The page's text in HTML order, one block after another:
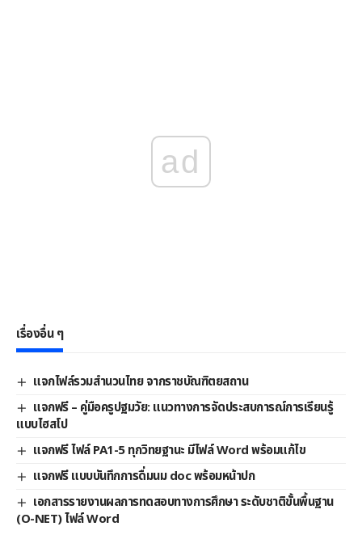
ad
เรื่องอื่น ๆ
แจกไฟล์รวมสำนวนไทย จากราชบัณฑิตยสถาน
แจกฟรี – คู่มือครูปฐมวัย: แนวทางการจัดประสบการณ์การเรียนรู้
แบบไฮสโป
แจกฟรี ไฟล์ PA1-5 ทุกวิทยฐานะ มีไฟล์ Word พร้อมแก้ไข
แจกฟรี แบบบันทึกการดื่มนม doc พร้อมหน้าปก
เอกสารรายงานผลการทดสอบทางการศึกษา ระดับชาติขั้นพื้นฐาน
(O-NET) ไฟล์ Word